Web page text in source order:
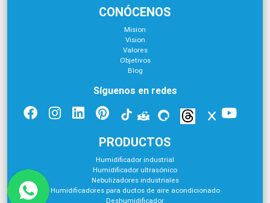
CONÓCENOS
Mision
Vision
Valores
Objetivos
Blog
Síguenos en redes
PRODUCTOS
Humidificador industrial
Humidificador ultrasónico
Nebulizadores industriales
Humidificadores para ductos de aire acondicionado
Deshumidificador